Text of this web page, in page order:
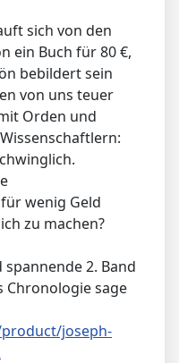
sich von den
ein Buch für 80 €,
bebildert sein
von uns teuer
Orden und
wenig Geld
zu machen?
2. Band
Chronologie sage
joseph-